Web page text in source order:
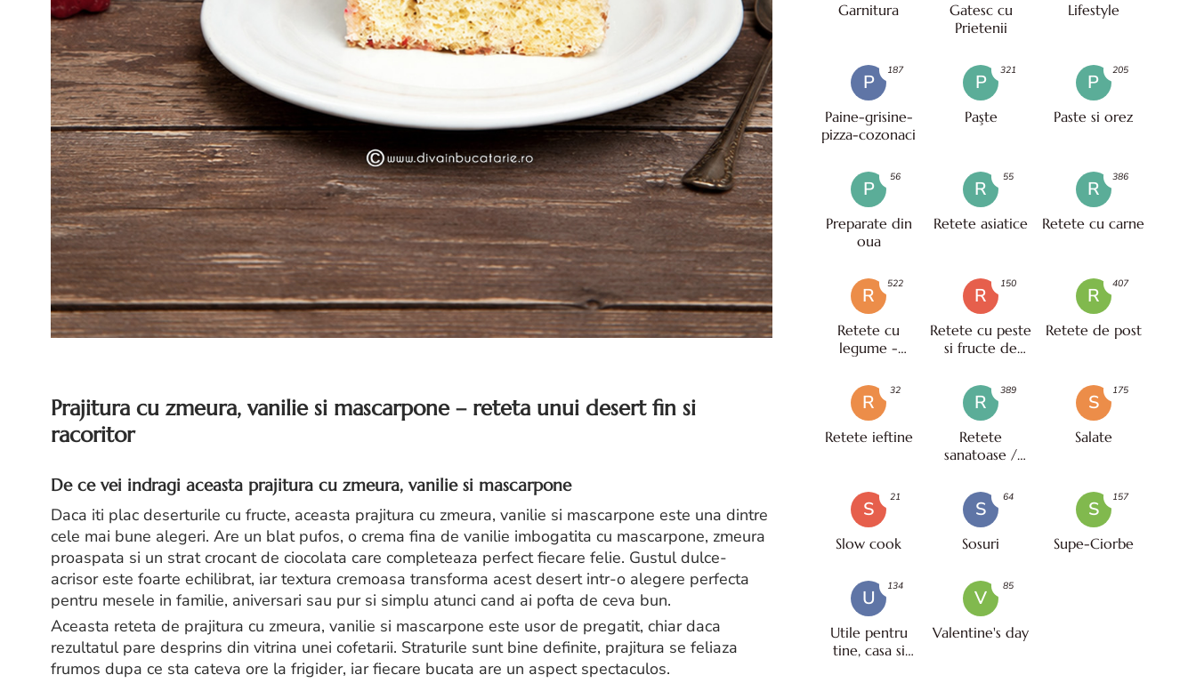
Prajitura cu zmeura, vanilie si mascarpone – reteta unui desert fin si
racoritor
De ce vei indragi aceasta prajitura cu zmeura, vanilie si mascarpone
Daca iti plac deserturile cu fructe, aceasta prajitura cu zmeura, vanilie si mascarpone este una dintre
cele mai bune alegeri. Are un blat pufos, o crema fina de vanilie imbogatita cu mascarpone, zmeura
proaspata si un strat crocant de ciocolata care completeaza perfect fiecare felie. Gustul dulce-
acrisor este foarte echilibrat, iar textura cremoasa transforma acest desert intr-o alegere perfecta
pentru mesele in familie, aniversari sau pur si simplu atunci cand ai pofta de ceva bun.
Aceasta reteta de prajitura cu zmeura, vanilie si mascarpone este usor de pregatit, chiar daca
rezultatul pare desprins din vitrina unei cofetarii. Straturile sunt bine definite, prajitura se feliaza
frumos dupa ce sta cateva ore la frigider, iar fiecare bucata are un aspect spectaculos.
Garnitura
Gatesc cu
Prietenii
Lifestyle
P
Paine-grisine-
pizza-cozonaci
187
P
Paşte
321
P
Paste si orez
205
P
Preparate din
oua
56
R
Retete asiatice
55
R
Retete cu carne
386
R
Retete cu
legume -
522
R
Retete cu peste
si fructe de
150
R
Retete de post
407
R
Retete ieftine
32
R
Retete
sanatoase /
389
S
Salate
175
S
Slow cook
21
S
Sosuri
64
S
Supe-Ciorbe
157
U
Utile pentru
tine, casa si
134
V
Valentine's day
85